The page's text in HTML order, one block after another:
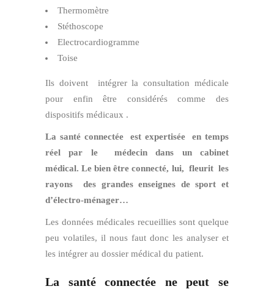
Thermomètre
Stéthoscope
Electrocardiogramme
Toise
Ils doivent intégrer la consultation médicale
pour enfin être considérés comme des
dispositifs médicaux .
La santé connectée est expertisée en temps
réel par le médecin dans un cabinet
médical.Le bien être connecté, lui, fleurit les
rayons des grandes enseignes de sport et
d’électro-ménager…
Les données médicales recueillies sont quelque
peu volatiles, il nous faut donc les analyser et
les intégrer au dossier médical du patient.
La santé connectée ne peut se